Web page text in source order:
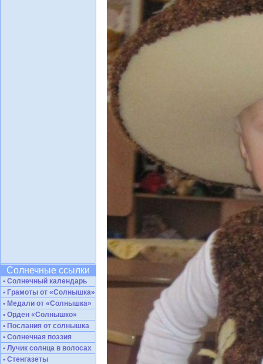
Солнечные ссылки
• Солнечный календарь
• Грамоты от «Солнышка»
• Медали от «Солнышка»
• Орден «Солнышко»
• Послания от солнышка
• Солнечная поэзия
• Лучик солнца в волосах
• Стенгазеты